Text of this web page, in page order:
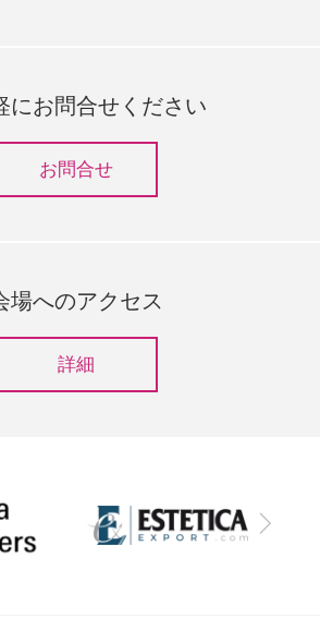
にお問合せください
お問合せ
場へのアクセス
詳細
次